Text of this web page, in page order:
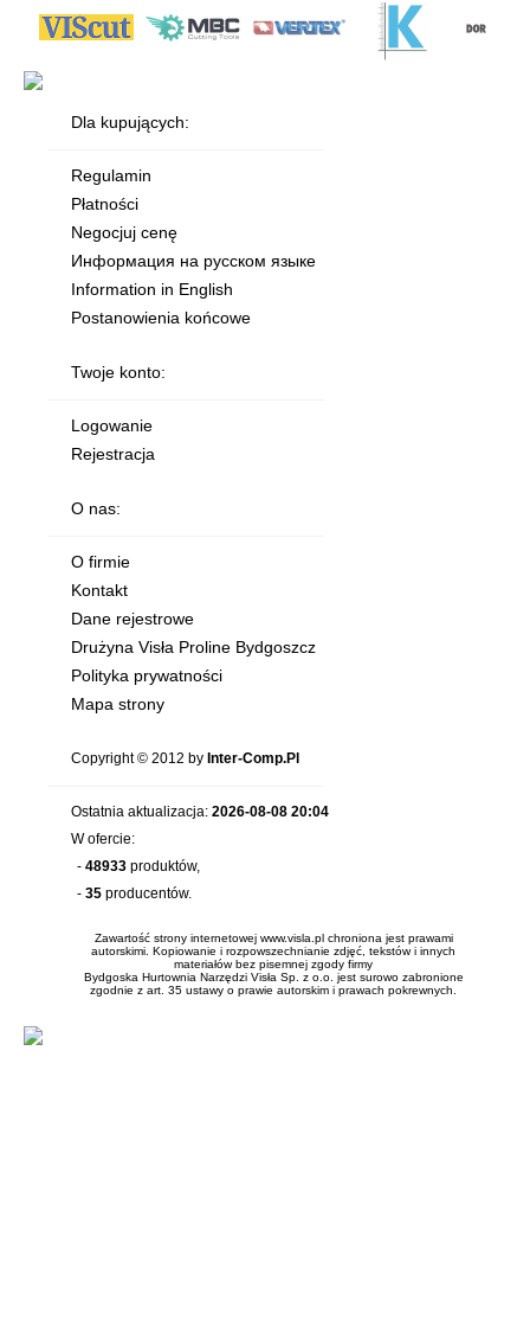
Dla kupujących:
Regulamin
Płatności
Negocjuj cenę
Информация на русском языке
Information in English
Postanowienia końcowe
Twoje konto:
Logowanie
Rejestracja
O nas:
O firmie
Kontakt
Dane rejestrowe
Drużyna Visła Proline Bydgoszcz
Polityka prywatności
Mapa strony
Copyright © 2012 by Inter-Comp.Pl
Ostatnia aktualizacja: 2026-08-08 20:04
W ofercie:
- 48933 produktów,
- 35 producentów.
Zawartość strony internetowej www.visla.pl chroniona jest prawami
autorskimi. Kopiowanie i rozpowszechnianie zdjęć, tekstów i innych
materiałów bez pisemnej zgody firmy
Bydgoska Hurtownia Narzędzi Visła Sp. z o.o. jest surowo zabronione
zgodnie z art. 35 ustawy o prawie autorskim i prawach pokrewnych.